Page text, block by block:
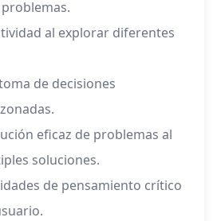
al explorar diferentes
de decisiones
eficaz de problemas al
soluciones.
de pensamiento crítico